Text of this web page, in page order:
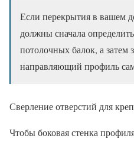
Если перекрытия в вашем
должны сначала
потолочных балок, а затем
направляющий профиль
Сверление отверстий для
Чтобы боковая стенка